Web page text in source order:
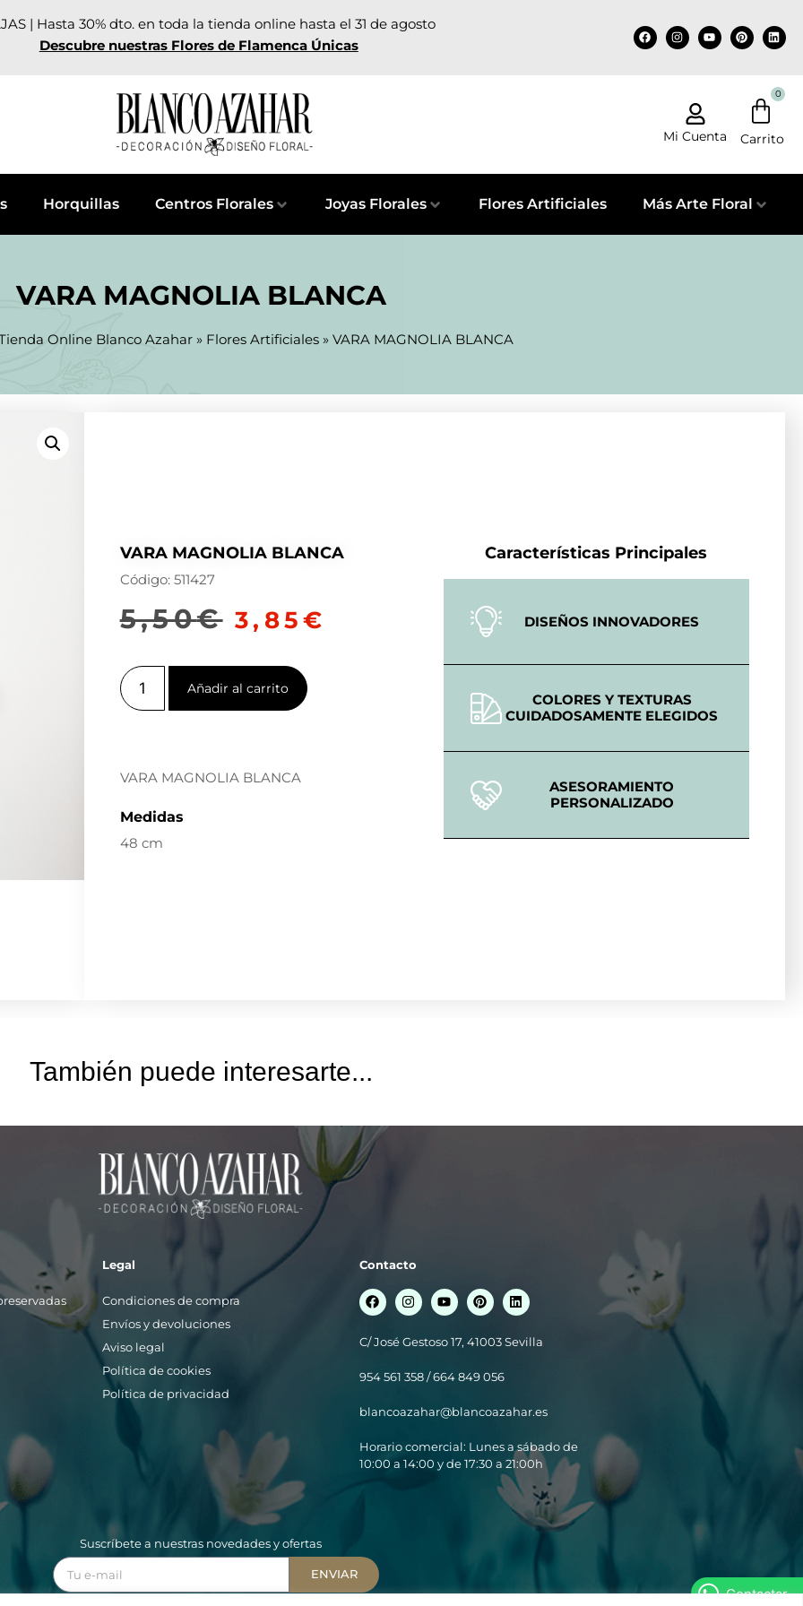
| Hasta 30% dto. en toda la tienda online hasta el 31 de agosto
Descubre nuestras Flores de Flamenca Únicas
Mi Cuenta
0
Horquillas Centros Florales Joyas Florales Flores Artificiales Más Arte Floral
VARA MAGNOLIA BLANCA
Online Blanco Azahar » Flores Artificiales » VARA MAGNOLIA BLANCA
VARA MAGNOLIA BLANCA
Código: 511427
5,50€ 3,85€
Añadir al carrito
VARA MAGNOLIA BLANCA
Medidas
48 cm
Características Principales
DISEÑOS INNOVADORES
COLORES Y TEXTURAS
CUIDADOSAMENTE ELEGIDOS
ASESORAMIENTO
PERSONALIZADO
También puede interesarte...
Legal
Condiciones de compra
Envíos y devoluciones
Aviso legal
Política de cookies
Política de privacidad
Contacto
C/ José Gestoso 17, 41003 Sevilla
954 561 358 / 664 849 056
blancoazahar@blancoazahar.es
Horario comercial: Lunes a sábado de
10:00 a 14:00 y de 17:30 a 21:00h
Suscríbete a nuestras novedades y ofertas
ENVIAR
Contactar